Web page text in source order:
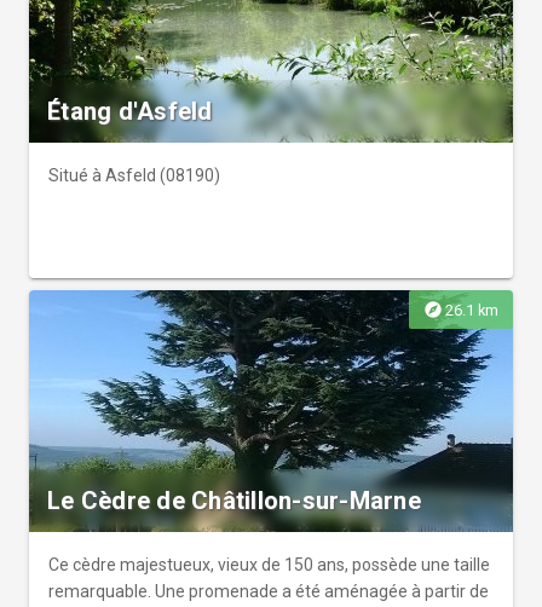
Étang d'Asfeld
Situé à Asfeld (08190)
explore 26.1 km
Le Cèdre de Châtillon-sur-Marne
Ce cèdre majestueux, vieux de 150 ans, possède une taille
remarquable. Une promenade a été aménagée à partir de